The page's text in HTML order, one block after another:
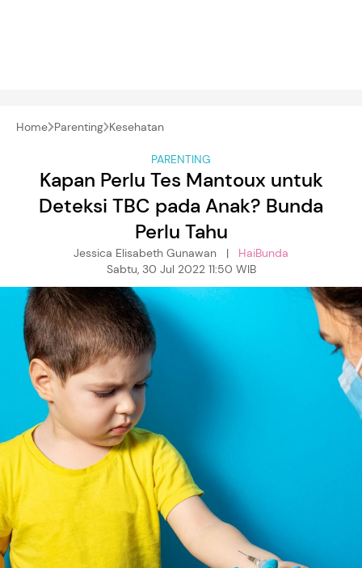
Home Parenting Kesehatan
PARENTING
Kapan Perlu Tes Mantoux untuk
Deteksi TBC pada Anak? Bunda
Perlu Tahu
Jessica Elisabeth Gunawan | HaiBunda
Sabtu, 30 Jul 2022 11:50 WIB